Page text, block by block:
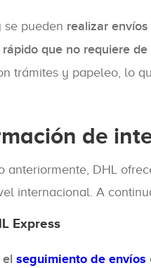
se pueden realizar
que no requiere
trámites y papeleo, lo
de
anteriormente, DHL
internacional. A
Express
el seguimiento de envíos